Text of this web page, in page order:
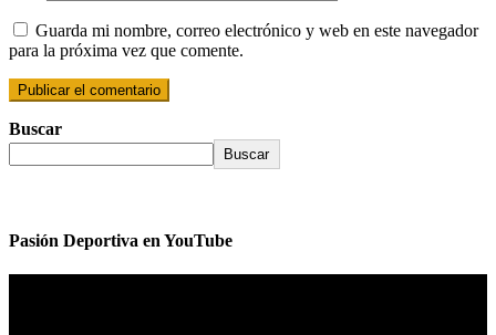
Guarda mi nombre, correo electrónico y web en este navegador
para la próxima vez que comente.
Buscar
Buscar
Pasión Deportiva en YouTube